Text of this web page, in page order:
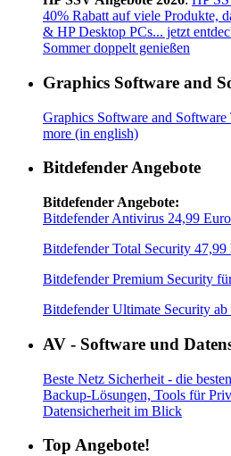
40% Rabatt auf viele Produkte,
& HP Desktop PCs... jetzt
Sommer doppelt genießen
Graphics Software and
Graphics Software and
more (in english)
Bitdefender Angebote
Bitdefender Angebote:
Bitdefender Antivirus 24,99
Bitdefender Total Security
Bitdefender Premium Security
Bitdefender Ultimate Security
AV - Software und
Beste Netz Sicherheit - die
Backup-Lösungen, Tools für
Datensicherheit im Blick
Top Angebote!